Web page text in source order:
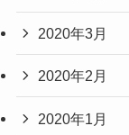
2020年3月
2020年2月
2020年1月